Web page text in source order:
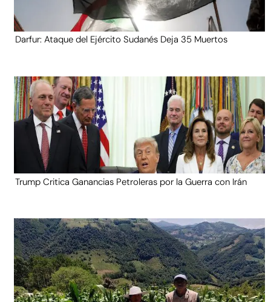
Darfur: Ataque del Ejército Sudanés Deja 35 Muertos
Trump Critica Ganancias Petroleras por la Guerra con Irán